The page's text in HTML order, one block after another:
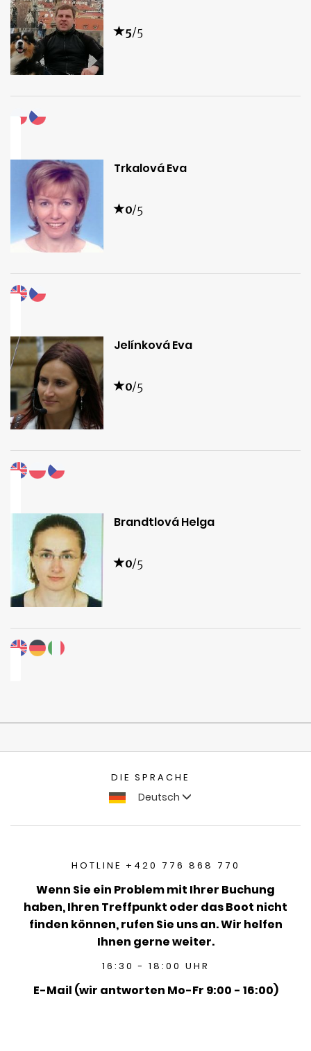
5/5
Trkalová Eva
0/5
Jelínková Eva
0/5
Brandtlová Helga
0/5
DIE SPRACHE
Deutsch
HOTLINE +420 776 868 770
Wenn Sie ein Problem mit Ihrer Buchung
haben, Ihren Treffpunkt oder das Boot nicht
finden können, rufen Sie uns an. Wir helfen
Ihnen gerne weiter.
16:30 - 18:00 UHR
E-Mail (wir antworten Mo-Fr 9:00 - 16:00)